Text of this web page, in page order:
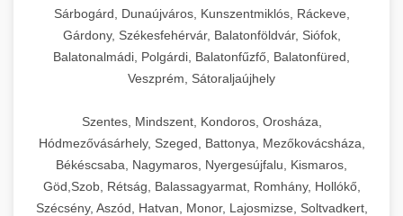
Sárbogárd, Dunaújváros, Kunszentmiklós, Ráckeve,
Gárdony, Székesfehérvár, Balatonföldvár, Siófok,
Balatonalmádi, Polgárdi, Balatonfűzfő, Balatonfüred,
Veszprém, Sátoraljaújhely
Szentes, Mindszent, Kondoros, Orosháza,
Hódmezővásárhely, Szeged, Battonya, Mezőkovácsháza,
Békéscsaba, Nagymaros, Nyergesújfalu, Kismaros,
Göd,Szob, Rétság, Balassagyarmat, Romhány, Hollókő,
Szécsény, Aszód, Hatvan, Monor, Lajosmizse, Soltvadkert,